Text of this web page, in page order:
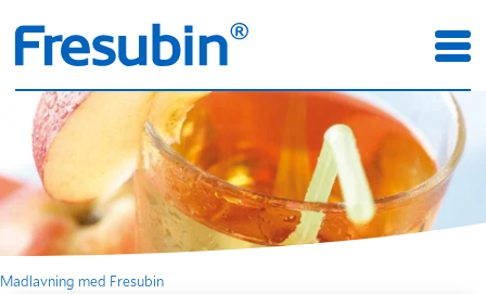
Madlavning med Fresubin